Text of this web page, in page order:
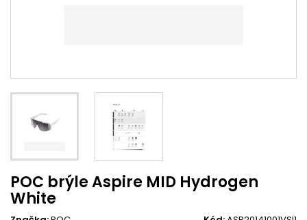
POC brýle Aspire MID Hydrogen
White